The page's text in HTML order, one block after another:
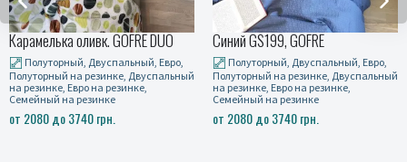
Синий GS199, GOFRE
Полуторный, Двуспальный, Евро,
Полуторный на резинке, Двуспальный
на резинке, Евро на резинке,
Семейный на резинке
от 2080 до 3740 грн.
Вербена серый, GOFRE
Полуторный, Двуспальный, Евро,
Полуторный на резинке,
на резинке, Евро на резинке,
Семейный на резинке
от 2080 до 3740 грн.